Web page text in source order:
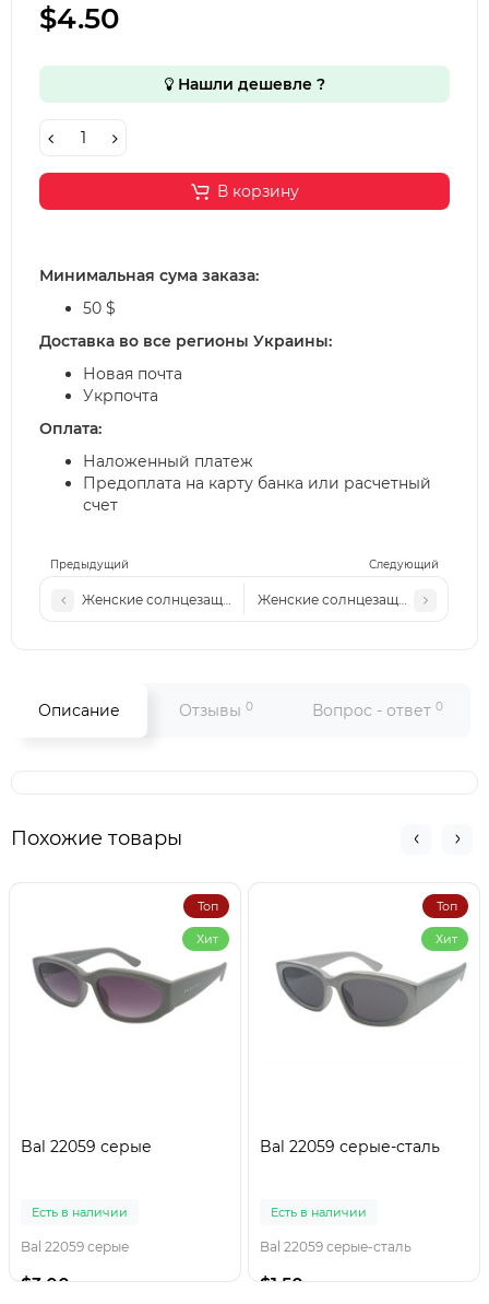
Предыдущий Следующий
Женские солнцезащитные очки Pr 7049 светлая сталь-
Женские солнцезащитные очки
$4.50
Нашли дешевле ?
В корзину
Минимальная сума заказа:
50 $
Доставка во все регионы Украины:
Новая почта
Укрпочта
Оплата:
Наложенный платеж
Предоплата на карту банка или расчетный
счет
Описание Отзывы 0 Вопрос - ответ 0
Похожие товары
Топ
Хит
Bal 22059 серые
Есть в наличии
Bal 22059 серые
$3.00
Топ
Хит
Bal 22059 серые-сталь
Есть в наличии
Bal 22059 серые-сталь
$1.50